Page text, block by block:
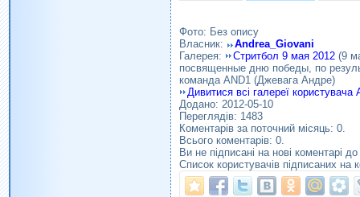
Фото: Без опису
Власник:
Andrea_Giovani
Галерея:
Стритбол 9 мая 2012 (9
посвященные дню победы, по
команда AND1 (Джевага Андре)
Дивитися всі галереї користувача
Додано: 2012-05-10
Переглядів: 1483
Коментарів за поточний місяць: 0.
Всього коментарів: 0.
Ви не підписані на нові коментарі
Список користувачів підписаних на